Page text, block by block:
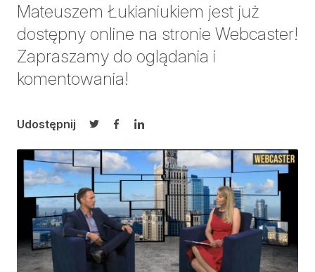
Mateuszem Łukianiukiem jest już
dostępny online na stronie Webcaster!
Zapraszamy do oglądania i
komentowania!
Udostępnij
Udostępnij na Twitterze
Udostępnij na Facebooku
Udostępnij na LinkedIn